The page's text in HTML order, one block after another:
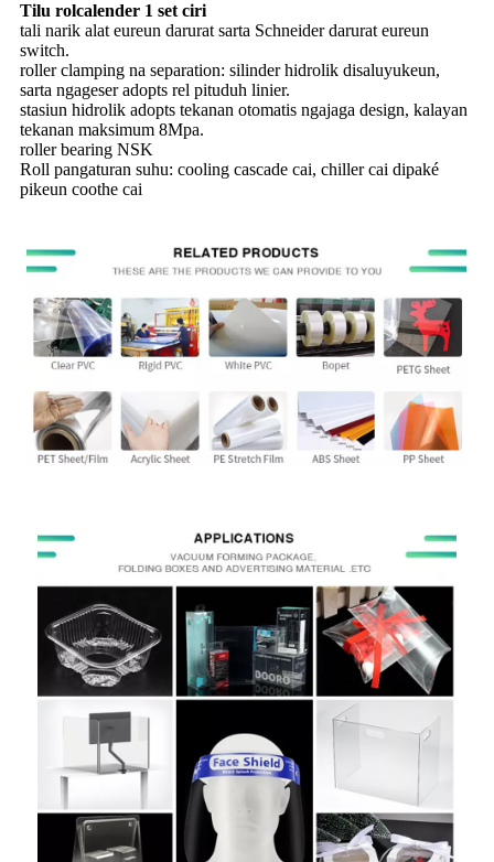
Tilu rolcalender 1 set ciri
tali narik alat eureun darurat sarta Schneider darurat eureun
switch.
roller clamping na separation: silinder hidrolik disaluyukeun,
sarta ngageser adopts rel pituduh linier.
stasiun hidrolik adopts tekanan otomatis ngajaga design, kalayan
tekanan maksimum 8Mpa.
roller bearing NSK
Roll pangaturan suhu: cooling cascade cai, chiller cai dipaké
pikeun coothe cai